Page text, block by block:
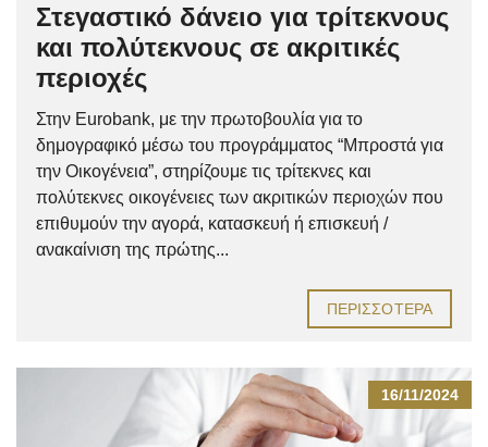
Στεγαστικό δάνειο για τρίτεκνους
και πολύτεκνους σε ακριτικές
περιοχές
Στην Eurobank, με την πρωτοβουλία για το
δημογραφικό μέσω του προγράμματος “Μπροστά για
την Οικογένεια”, στηρίζουμε τις τρίτεκνες και
πολύτεκνες οικογένειες των ακριτικών περιοχών που
επιθυμούν την αγορά, κατασκευή ή επισκευή /
ανακαίνιση της πρώτης...
ΠΕΡΙΣΣΌΤΕΡΑ
16/11/2024